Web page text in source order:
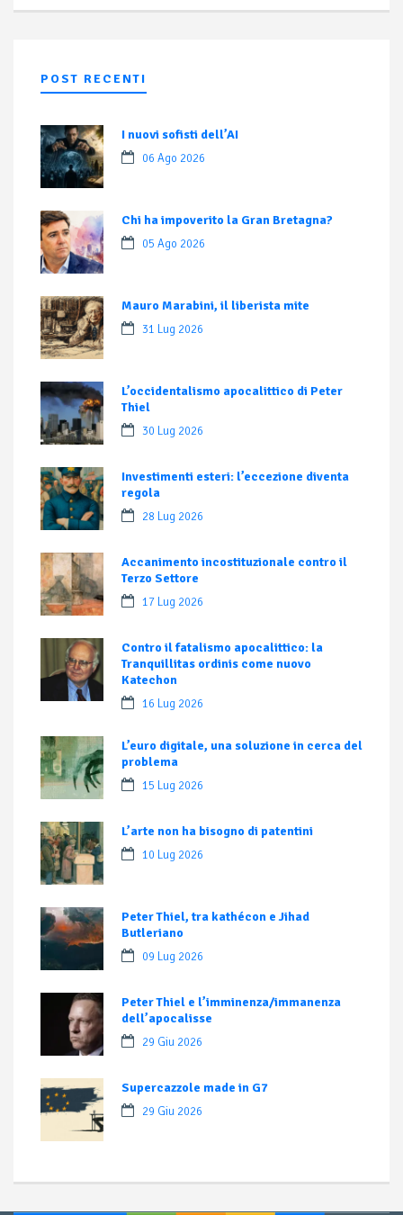
POST RECENTI
I nuovi sofisti dell’AI
06 Ago 2026
Chi ha impoverito la Gran Bretagna?
05 Ago 2026
Mauro Marabini, il liberista mite
31 Lug 2026
L’occidentalismo apocalittico di Peter
Thiel
30 Lug 2026
Investimenti esteri: l’eccezione diventa
regola
28 Lug 2026
Accanimento incostituzionale contro il
Terzo Settore
17 Lug 2026
Contro il fatalismo apocalittico: la
Tranquillitas ordinis come nuovo
Katechon
16 Lug 2026
L’euro digitale, una soluzione in cerca del
problema
15 Lug 2026
L’arte non ha bisogno di patentini
10 Lug 2026
Peter Thiel, tra kathécon e Jihad
Butleriano
09 Lug 2026
Peter Thiel e l’imminenza/immanenza
dell’apocalisse
29 Giu 2026
Supercazzole made in G7
29 Giu 2026